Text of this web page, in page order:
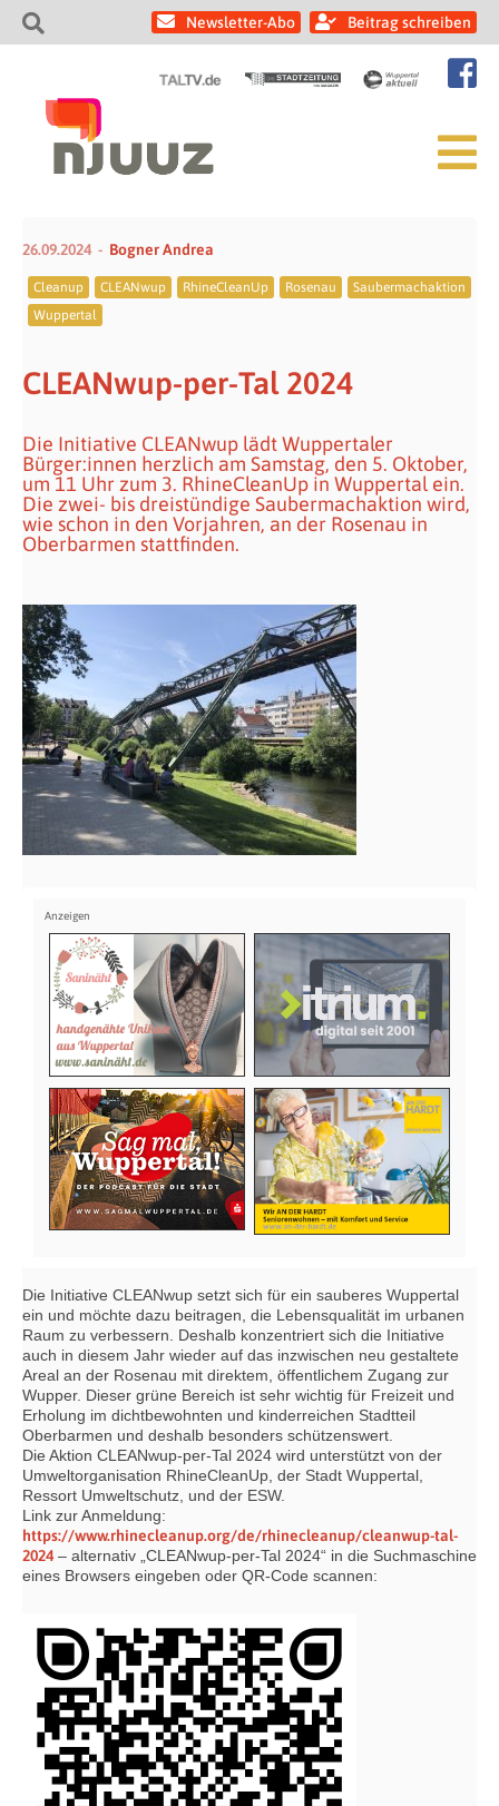
Newsletter-Abo Beitrag schreiben
26.09.2024 Bogner Andrea
Cleanup CLEANwup RhineCleanUp Rosenau
Saubermachaktion
Wuppertal
CLEANwup-per-Tal 2024
Die Initiative CLEANwup lädt Wuppertaler
Bürger:innen herzlich am Samstag, den 5. Oktober,
um 11 Uhr zum 3. RhineCleanUp in Wuppertal ein.
Die zwei- bis dreistündige Saubermachaktion wird,
wie schon in den Vorjahren, an der Rosenau in
Oberbarmen stattfinden.
Die Initiative CLEANwup setzt sich für ein sauberes Wuppertal
ein und möchte dazu beitragen, die Lebensqualität im urbanen
Raum zu verbessern. Deshalb konzentriert sich die Initiative
auch in diesem Jahr wieder auf das inzwischen neu gestaltete
Areal an der Rosenau mit direktem, öffentlichem Zugang zur
Wupper. Dieser grüne Bereich ist sehr wichtig für Freizeit und
Erholung im dichtbewohnten und kinderreichen Stadtteil
Oberbarmen und deshalb besonders schützenswert.
Die Aktion CLEANwup-per-Tal 2024 wird unterstützt von der
Umweltorganisation RhineCleanUp, der Stadt Wuppertal,
Ressort Umweltschutz, und der ESW.
Link zur Anmeldung:
https://www.rhinecleanup.org/de/rhinecleanup/cleanwup-tal-
2024– alternativ „CLEANwup-per-Tal 2024“ in die Suchmaschine
eines Browsers eingeben oder QR-Code scannen: